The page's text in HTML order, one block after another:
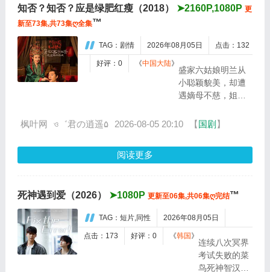
境中长
学习，憧
为此，苏
琳苦练口
语并争取
朗诵剧中
鱼...
知否？知否？应是绿肥红瘦（2018） ➤2160P,1080P 更
新至73集,共73集ღ全集™
TAG：剧情 2026年08月05日 点击：132
好评：0 《中国大陆》
盛家六姑娘明兰从
小聪颖貌美，却遭
遇嫡母不慈，姐妹
视，生母被害去世
慧，掩埋锋芒，忍
尽艰...
枫叶网 ও゛君の逍遥۵ 2026-08-05 20:10 【国剧 】
阅读更多
死神遇到爱（2026） ➤1080P 更新至06集,共06集ღ完结™
TAG：短片,同性 2026年08月05日
点击：173 好评：0 《韩国 》
连续八次冥界
考试失败的菜
鸟死神智汉，